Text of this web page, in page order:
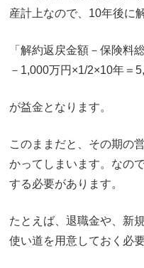
産計上なので、10年後に
「解約返戻金額－保険料
－1,000万円×1/2×10年＝
が益金となります。
このままだと、その期の
かってしまいます。なの
する必要があります。
たとえば、退職金や、新
使い道を用意しておく必